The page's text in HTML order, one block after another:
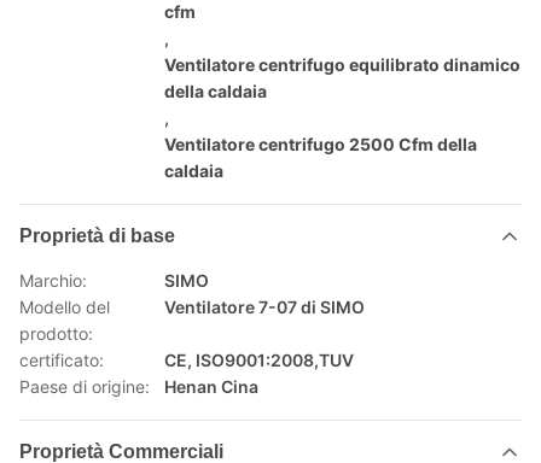
cfm
,
Ventilatore centrifugo equilibrato dinamico
della caldaia
,
Ventilatore centrifugo 2500 Cfm della
caldaia
Proprietà di base
Marchio:
SIMO
Modello del
prodotto:
Ventilatore 7-07 di SIMO
certificato:
CE, ISO9001:2008,TUV
Paese di origine:
Henan Cina
Proprietà Commerciali